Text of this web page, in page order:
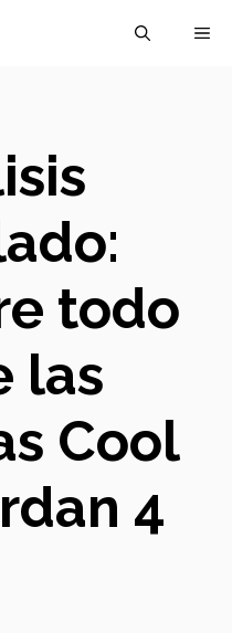
todo
las
Cool
4